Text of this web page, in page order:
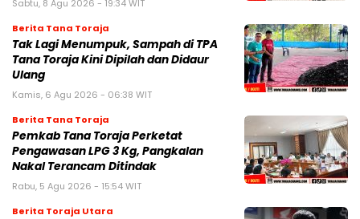
Sabtu, 8 Agu 2026 - 19:34 WIT
Berita Tana Toraja
Tak Lagi Menumpuk, Sampah di TPA
Tana Toraja Kini Dipilah dan Didaur
Ulang
Kamis, 6 Agu 2026 - 06:38 WIT
Berita Tana Toraja
Pemkab Tana Toraja Perketat
Pengawasan LPG 3 Kg, Pangkalan
Nakal Terancam Ditindak
Rabu, 5 Agu 2026 - 15:54 WIT
Berita Toraja Utara